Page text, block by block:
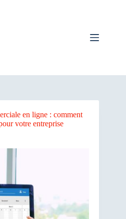
en ligne : comment
votre entreprise